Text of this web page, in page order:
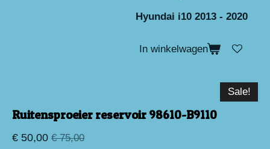
Hyundai i10 2013 - 2020
In winkelwagen
Sale!
Ruitensproeier reservoir 98610-B9110
€ 50,00 € 75,00